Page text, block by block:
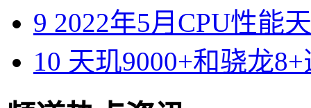
9 2022年5月CPU性能
10 天玑9000+和骁龙